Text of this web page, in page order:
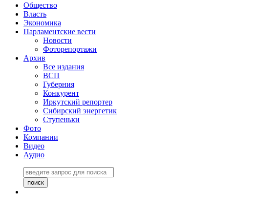
Общество
Власть
Экономика
Парламентские вести
Новости
Фоторепортажи
Архив
Все издания
ВСП
Губерния
Конкурент
Иркутский репортер
Сибирский энергетик
Ступеньки
Фото
Компании
Видео
Аудио